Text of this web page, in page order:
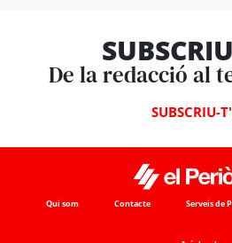
De la redacció al
SUBSCRIU-
Qui som Contacte Serveis de